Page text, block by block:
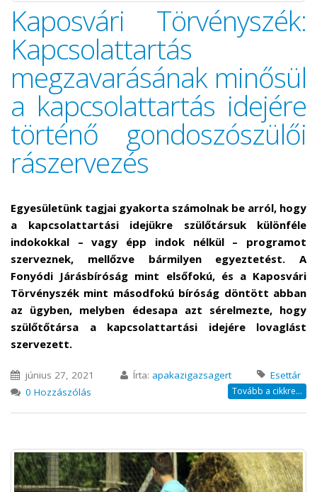
Kaposvári Törvényszék:
Kapcsolattartás
megzavarásának minősül
a kapcsolattartás idejére
történő gondoszószülői
rászervezés
Egyesületünk tagjai gyakorta számolnak be arról, hogy
a kapcsolattartási idejükre szülőtársuk különféle
indokokkal – vagy épp indok nélkül – programot
szerveznek, mellőzve bármilyen egyeztetést. A
Fonyódi Járásbíróság mint elsőfokú, és a Kaposvári
Törvényszék mint másodfokú bíróság döntött abban
az ügyben, melyben édesapa azt sérelmezte, hogy
szülőtőtársa a kapcsolattartási idejére lovaglást
szervezett.
június 27, 2021 Írta: apakazigazsagert
Esettár
0 Hozzászólás
Tovább a cikkre...